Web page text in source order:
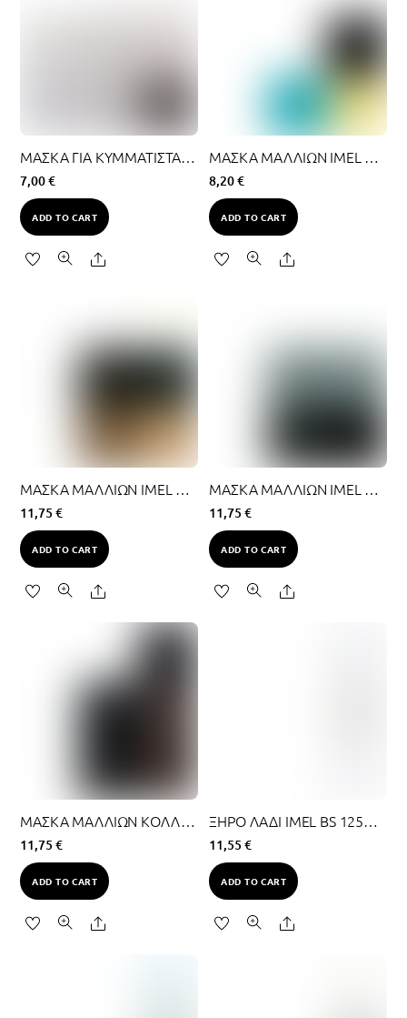
ΜΑΣΚΑ ΓΙΑ ΚΥΜΜΑΤΙΣΤΑ ΜΑΛΛΙΑ ΚΑΙ ΜΠΟΥΚΛΕΣ 500ML
7,00€
ADD TO CART
Share
ΜΑΣΚΑ ΜΑΛΛΙΩΝ IMEL ARGAN OIL & ΚΕΡΑΤΙΝΗ 500ML
8,20€
ADD TO CART
Share
ΜΑΣΚΑ ΜΑΛΛΙΩΝ IMEL ΑΡΓΑΝΟΛΑΔΟ & ΚΑΨΟΥΛΕΣ 1000ML
11,75€
ADD TO CART
Share
ΜΑΣΚΑ ΜΑΛΛΙΩΝ IMEL ΜΑΥΡΟ ΧΑΒΙΑΡΙ 1000ML
11,75€
ADD TO CART
Share
ΜΑΣΚΑ ΜΑΛΛΙΩΝ ΚΟΛΛΑΓΟΝΟΥ 1000ML
11,75€
ADD TO CART
Share
ΞΗΡΟ ΛΑΔΙ IMEL BS 125ML – 3 ΣΕ 1 (ΛΑΔΙ ΑΡΓΚΑΝ)
11,55€
ADD TO CART
Share